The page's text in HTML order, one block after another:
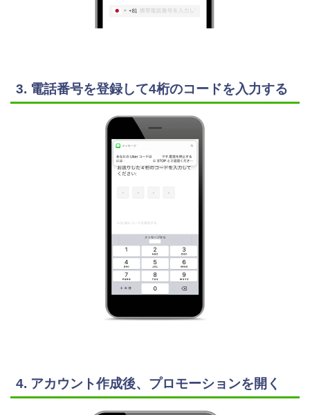
3. 電話番号を登録して4桁のコードを入力する
4. アカウント作成後、プロモーションを開く